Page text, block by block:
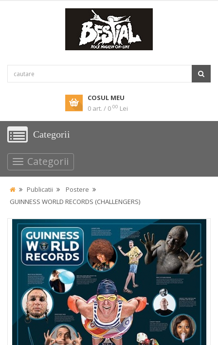
COSUL MEU
0 art. / 0 00 Lei
Categorii
Categorii
Publicatii
Postere
GUINNESS WORLD RECORDS (CHALLENGERS)